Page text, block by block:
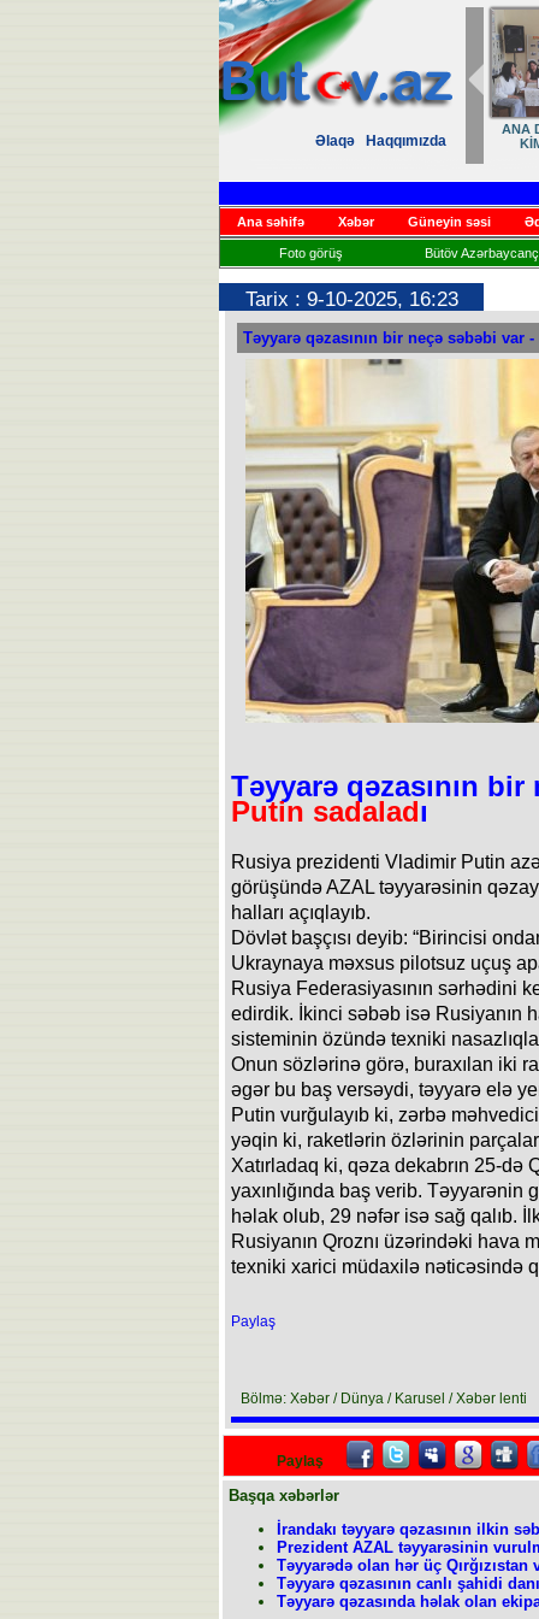
Əlaqə
Haqqımızda
ANA
Ana səhifə Xəbər Güneyin səsi
Foto görüş Bütöv
Tarix : 9-10-2025, 16:23
Təyyarə qəzasının bir neçə səbəbi var
Təyyarə qəzasının
Putin sadaladı
Rusiya prezidenti Vladimir Putin
görüşündə AZAL təyyarəsinin
halları açıqlayıb.
Dövlət başçısı deyib: “Birincisi
Ukraynaya məxsus pilotsuz uçuş
Rusiya Federasiyasının sərhədini
edirdik. İkinci səbəb isə Rusiyanın
sisteminin özündə texniki
Onun sözlərinə görə, buraxılan iki
əgər bu baş versəydi, təyyarə elə
Putin vurğulayıb ki, zərbə
yəqin ki, raketlərin özlərinin
Xatırladaq ki, qəza dekabrın 25-də
yaxınlığında baş verib.
həlak olub, 29 nəfər isə sağ qalıb.
Rusiyanın Qroznı üzərindəki hava
texniki xarici müdaxilə nəticəsində
Paylaş
Bölmə: Xəbər / Dünya / Karusel / Xəbər lenti
Paylaş
Başqa xəbərlər
İrandakı təyyarə qəzasının ilkin
Prezident AZAL təyyarəsinin
Təyyarədə olan hər üç Qırğızıstan
Təyyarə qəzasının canlı şahidi
Təyyarə qəzasında həlak olan